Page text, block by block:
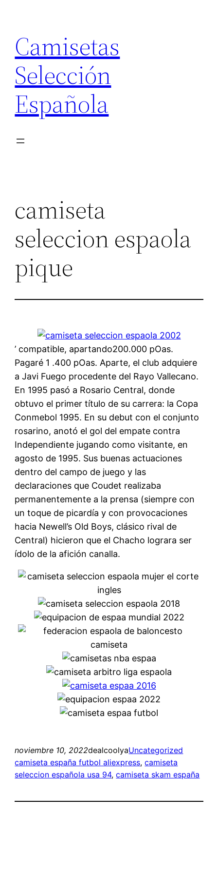
contenido
Camisetas
Selección
Española
camiseta
seleccion espaola
pique
’ compatible, apartando200.000 pOas.
Pagaré 1 .400 pOas. Aparte, el club adquiere
a Javi Fuego procedente del Rayo Vallecano.
En 1995 pasó a Rosario Central, donde
obtuvo el primer título de su carrera: la Copa
Conmebol 1995. En su debut con el conjunto
rosarino, anotó el gol del empate contra
Independiente jugando como visitante, en
agosto de 1995. Sus buenas actuaciones
dentro del campo de juego y las
declaraciones que Coudet realizaba
permanentemente a la prensa (siempre con
un toque de picardía y con provocaciones
hacia Newell’s Old Boys, clásico rival de
Central) hicieron que el Chacho lograra ser
ídolo de la afición canalla.
noviembre 10, 2022dealcoolyaUncategorized
camiseta españa futbol aliexpress, camiseta
seleccion española usa 94, camiseta skam españa